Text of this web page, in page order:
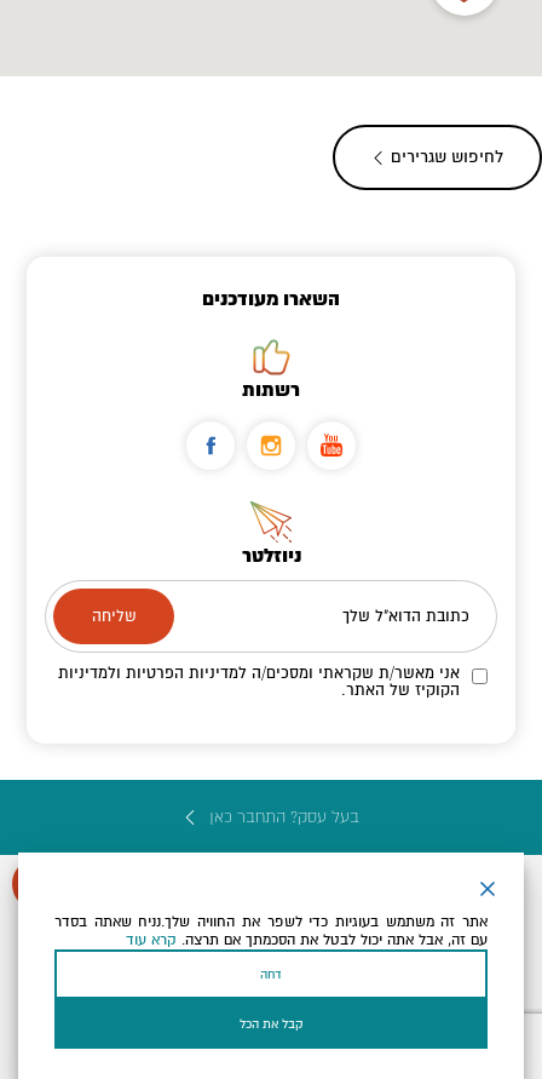
לחיפוש שגרירים
השארו מעודכנים
רשתות
ניוזלטר
כתובת הדוא"ל שלך
אני מאשר/ת שקראתי ומסכים/הלמדיניות הפרטיות ולמדיניות
הקוקיז של האתר.
בעל עסק? התחבר כאן
כל הזכויות שמורות לארץ ים המלח ©
אתר זה משתמש בעוגיות כדי לשפר את החוויה שלך.נניח שאתה בסדר
עם זה, אבל אתה יכול לבטל את הסכמתך אם תרצה. קרא עוד
דחה
קבל את הכל